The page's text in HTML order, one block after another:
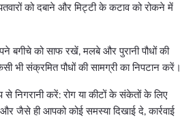
को दबाने और मिट्टी के कटाव को रोकने में
बगीचे को साफ रखें, मलबे और पुरानी पौधों की
भी संक्रमित पौधों की सामग्री का निपटान करें।
से निगरानी करें: रोग या कीटों के संकेतों के लिए
जैसे ही आपको कोई समस्या दिखाई दे, कार्रवाई